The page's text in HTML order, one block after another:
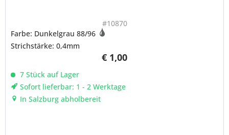
#10870
€ 1,00
Farbe: Dunkelgrau 88/96
Strichstärke: 0,4mm
7 Stück auf Lager
Sofort lieferbar: 1 - 2 Werktage
In Salzburg abholbereit